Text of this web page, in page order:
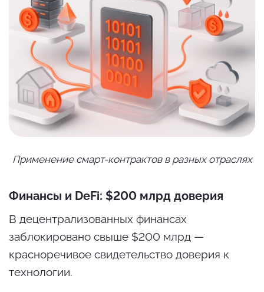
Применение смарт-контрактов в разных отраслях
Финансы и DeFi: $200 млрд доверия
В децентрализованных финансах
заблокировано свыше $200 млрд —
красноречивое свидетельство доверия к
технологии.